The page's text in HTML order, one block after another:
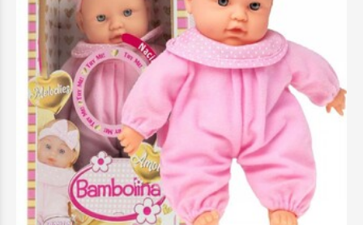
Bambolina Amore 26εκ Mε 4 Ήχους Ροζ -
BD1814